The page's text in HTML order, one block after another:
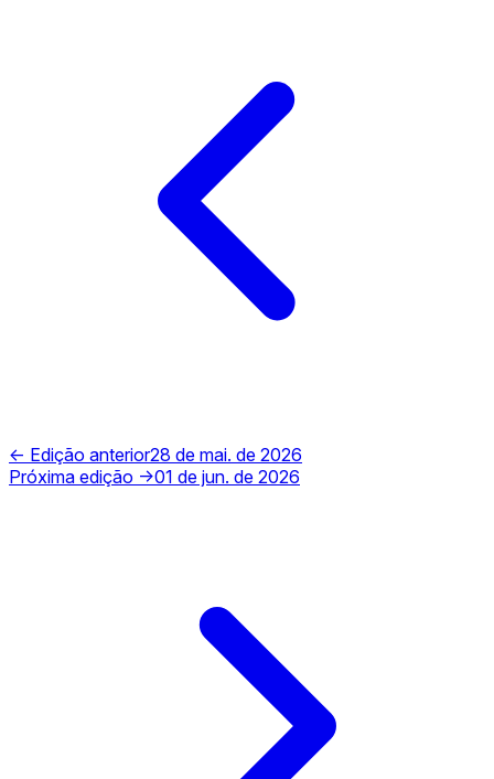
← Edição anterior28 de mai. de 2026
Próxima edição →01 de jun. de 2026